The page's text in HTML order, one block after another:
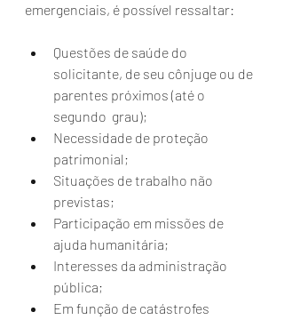
emergenciais, é possível ressaltar:
Questões de saúde do
solicitante, de seu cônjuge ou de
parentes próximos (até o
segundo  grau);
Necessidade de proteção
patrimonial;
Situações de trabalho não
previstas;
Participação em missões de
ajuda humanitária;
Interesses da administração
pública;
Em função de catástrofes